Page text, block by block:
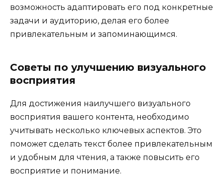
возможность адаптировать его под конкретные
задачи и аудиторию, делая его более
привлекательным и запоминающимся.
Советы по улучшению визуального
восприятия
Для достижения наилучшего визуального
восприятия вашего контента, необходимо
учитывать несколько ключевых аспектов. Это
поможет сделать текст более привлекательным
и удобным для чтения, а также повысить его
восприятие и понимание.